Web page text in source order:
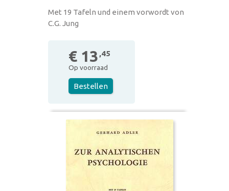
Met 19 Tafeln und einem vorwordt von
C.G. Jung
€ 13 ,45
Op voorraad
Bestellen